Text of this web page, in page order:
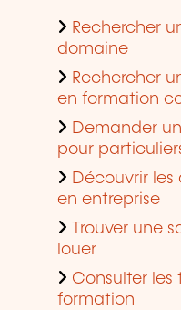
Rechercher
domaine
Rechercher
en formation
Demander
pour
Découvrir
en entreprise
Trouver une
louer
Consulter les
formation